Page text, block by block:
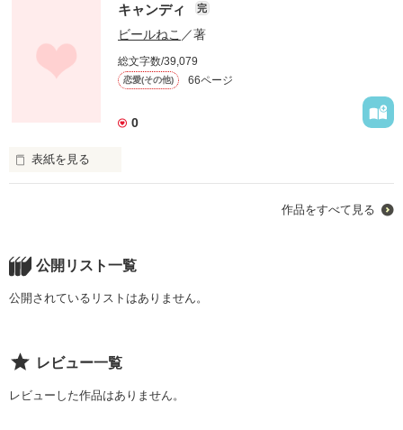
キャンディ 完
ビールねこ ／著
総文字数/39,079
恋愛(その他) 66ページ
0
表紙を見る
人間には『生きる』と言う選択視しか残されていないことを、
それこそ幼い頃からずっと知っていたのだ。
麻薬密売組織に翻弄されたルイの物語。
作品をすべて見る
公開リスト一覧
公開されているリストはありません。
レビュー一覧
レビューした作品はありません。